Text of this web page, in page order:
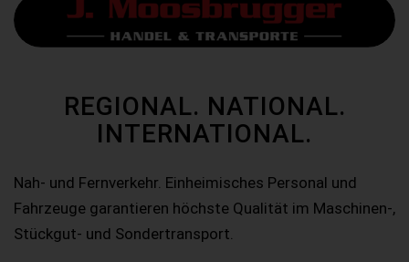
REGIONAL. NATIONAL.
INTERNATIONAL.
Nah- und Fernverkehr. Einheimisches Personal und
Fahrzeuge garantieren höchste Qualität im Maschinen-,
Stückgut- und Sondertransport.